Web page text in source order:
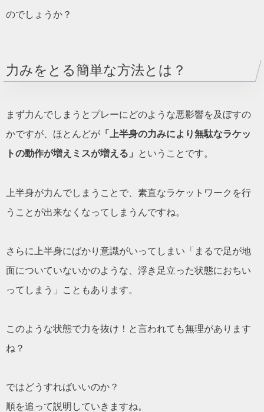
のでしょうか？
力みをとる簡単な方法とは？
まず力んでしまうとプレーにどのような悪影響を及ぼすの
かですが、ほとんどが 「上半身の力みにより無駄なラケッ
トの動作が増えミスが増える」
ということです。
上半身が力んでしまうことで、素直なラケットワークを行
うことが出来なくなってしまうんですね。
さらに上半身にばかり意識がいってしまい「まるで足が地
面についていないかのような、浮き足立った状態におちい
ってしまう」こともあります。
このような状態で力を抜け！と言われても無理があります
ね？
ではどうすればいいのか？
順を追って説明していきますね。